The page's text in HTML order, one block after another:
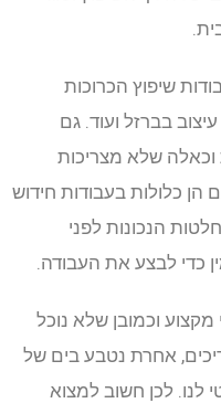
שיפוץ הכרוכות
בברזל ועוד. גם
וכאלה שלא מצריכות
הן כלולות בעבודות חידוש
הנכונות לפני
כדי לבצע את העבודה.
מקצוע וכמובן שלא נוכל
אחרת נטבע בים של
לנו. לכן חשוב למצוא